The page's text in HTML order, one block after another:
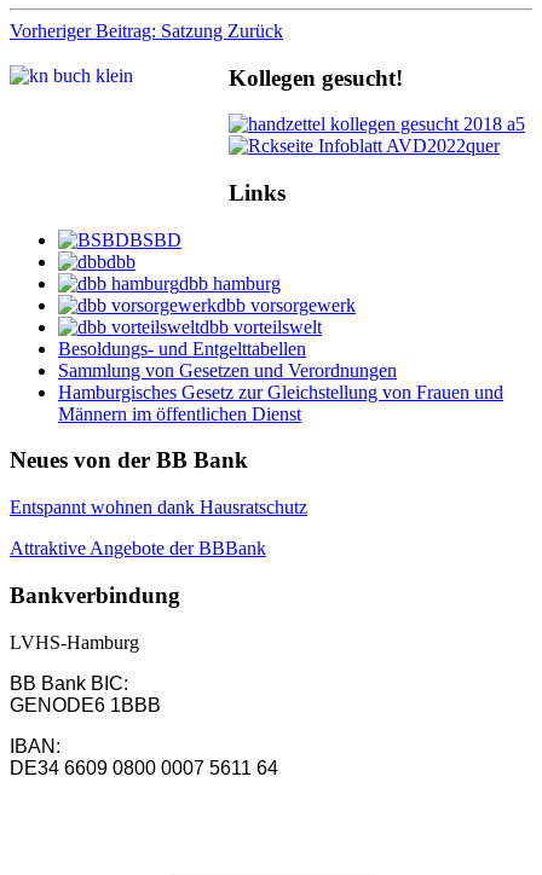
Vorheriger Beitrag: Satzung Zurück
Kollegen gesucht!
Links
BSBD
dbb
dbb hamburg
dbb vorsorgewerk
dbb vorteilswelt
Besoldungs- und Entgelttabellen
Sammlung von Gesetzen und Verordnungen
Hamburgisches Gesetz zur Gleichstellung von Frauen und
Männern im öffentlichen Dienst
Neues von der BB Bank
Entspannt wohnen dank Hausratschutz
Attraktive Angebote der BBBank
Bankverbindung
LVHS-Hamburg
BB Bank BIC:
GENODE6 1BBB
IBAN:
DE34 6609 0800 0007 5611 64